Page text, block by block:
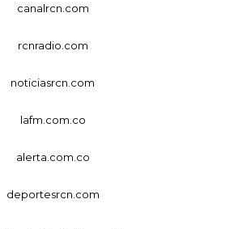
canalrcn.com
rcnradio.com
noticiasrcn.com
lafm.com.co
alerta.com.co
deportesrcn.com